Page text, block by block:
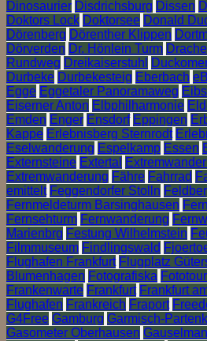
Dinosaurier Disdrichsburg Dissen
Doktors Lock Doktorsee Donald
Dörenberg Dörenther Klippen
Dörverden Dr. Hönlein Turm Drache
Rundweg Dreikaiserstuhl
Durbeke Durbekesteig Eberbach
Egge Eggetaler Panoramaweg
Eiserner Anton Elbphilharmonie
Emden Enger Ensdorf Eppingen
Kappe Erlebnisberg Sternrodt
Eselwanderung Espelkamp Essen
Externsteine Extertal
Extremwanderung Fähre Fahrrad
emittelt Feggendorfer Stolln
Fernmeldeturm Barsinghausen
Fernsehturm Fernwanderung
Marienbrg Festung Wilhelmstein
Filmmuseum Findlingswald
Flughafen Frankfurt Flugplatz
Blumenhagen Fotografiska Fototour
Frankenwarte Frankfurt Frankfurt
Flughafen Frankreich Fraport
G4Free Gamburg Garmisch-
Gasometer Oberhausen